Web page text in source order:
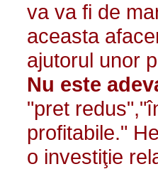
va va fi de
aceasta
ajutorul unor
Nu este
"pret
profitabile."
o investiţie